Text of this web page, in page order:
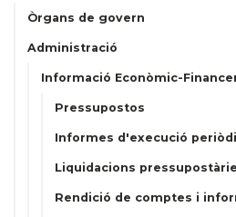
Òrgans de govern
Administració
Informació Econòmic-
Pressupostos
Informes d'execució
Liquidacions
Rendició de comptes i